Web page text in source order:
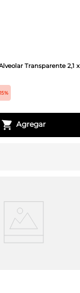
Transparente 2,1 x
15%